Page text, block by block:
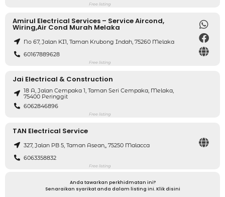
Free listing
Amirul Electrical Services – Service Aircond,
Wiring,air Cond Murah Melaka
No 67, Jalan KI1, Taman Krubong Indah, 75260 Melaka
60167889628
Free listing
Jai Electrical & Construction
18 A, Jalan Cempaka 1, Taman Seri Cempaka, Melaka,
75400 Peringgit
6062846896
Free listing
TAN Electrical Service
327, Jalan PB 5, Taman Asean,, 75250 Malacca
6063358832
Free listing
Anda tawarkan perkhidmatan ini?
Senaraikan syarikat anda dalam listing ini. Klik disini